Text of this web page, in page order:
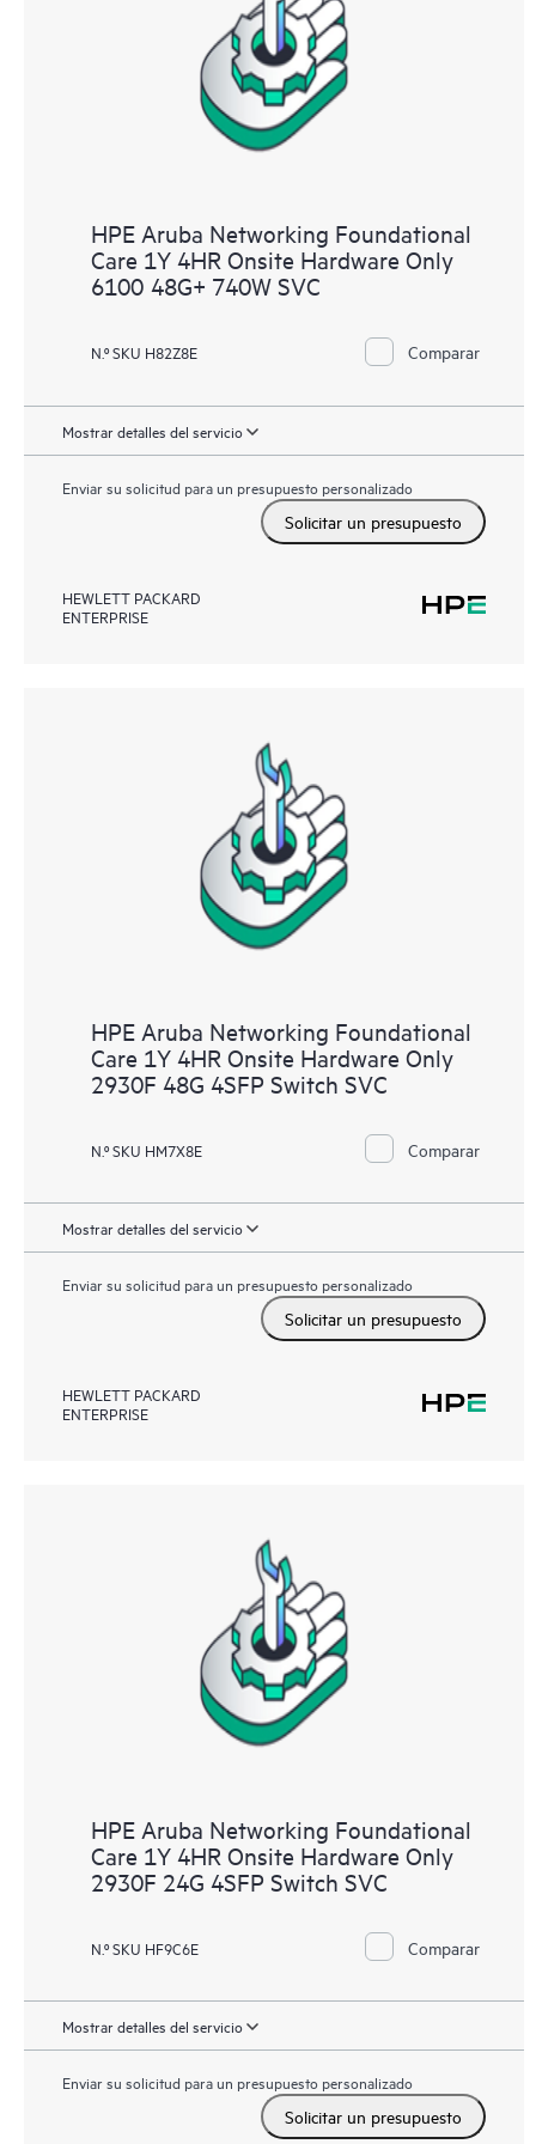
HPE Aruba Networking Foundational
Care 1Y 4HR Onsite Hardware Only
6100 48G+ 740W SVC
N.º SKU H82Z8E Comparar
Mostrar detalles del servicio
Enviar su solicitud para un presupuesto personalizado
Solicitar un presupuesto
HEWLETT PACKARD
ENTERPRISE
HPE Aruba Networking Foundational
Care 1Y 4HR Onsite Hardware Only
2930F 48G 4SFP Switch SVC
N.º SKU HM7X8E Comparar
Mostrar detalles del servicio
Enviar su solicitud para un presupuesto personalizado
Solicitar un presupuesto
HEWLETT PACKARD
ENTERPRISE
HPE Aruba Networking Foundational
Care 1Y 4HR Onsite Hardware Only
2930F 24G 4SFP Switch SVC
N.º SKU HF9C6E Comparar
Mostrar detalles del servicio
Enviar su solicitud para un presupuesto personalizado
Solicitar un presupuesto